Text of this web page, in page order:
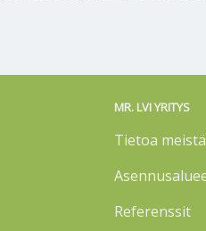
MR. LVI YRITYS
Tietoa meistä
Referenssit